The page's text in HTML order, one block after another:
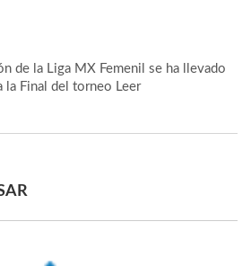
de la Liga MX Femenil se ha llevado
la Final del torneo Leer